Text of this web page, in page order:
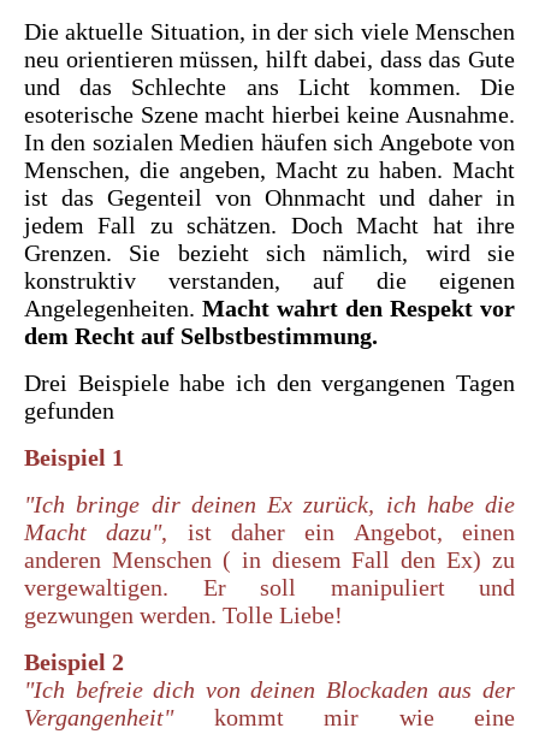
Die aktuelle Situation, in der sich viele Menschen
neu orientieren müssen, hilft dabei, dass das Gute
und das Schlechte ans Licht kommen. Die
esoterische Szene macht hierbei keine Ausnahme.
In den sozialen Medien häufen sich Angebote von
Menschen, die angeben, Macht zu haben. Macht
ist das Gegenteil von Ohnmacht und daher in
jedem Fall zu schätzen. Doch Macht hat ihre
Grenzen. Sie bezieht sich nämlich, wird sie
konstruktiv verstanden, auf die eigenen
Angelegenheiten. Macht wahrt den Respekt vor
dem Recht auf Selbstbestimmung.
Drei Beispiele habe ich den vergangenen Tagen
gefunden
Beispiel 1
"Ich bringe dir deinen Ex zurück, ich habe die
Macht dazu", ist daher ein Angebot, einen
anderen Menschen ( in diesem Fall den Ex) zu
vergewaltigen. Er soll manipuliert und
gezwungen werden. Tolle Liebe!
Beispiel 2
"Ich befreie dich von deinen Blockaden aus der
Vergangenheit"kommt mir wie eine